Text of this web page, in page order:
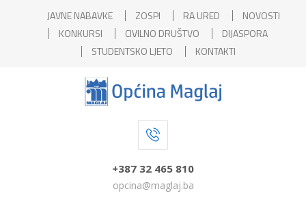
JAVNE NABAVKE ZOSPI RA URED
NOVOSTI
KONKURSI
CIVILNO DRUŠTVO
DIJASPORA
STUDENTSKO LJETO
KONTAKTI
+387 32 465 810
opcina@maglaj.ba